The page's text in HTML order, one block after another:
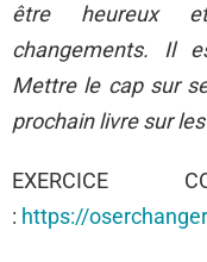
être heureux
changements. Il
Mettre le cap sur
prochain livre sur
EXERCICE
: https://